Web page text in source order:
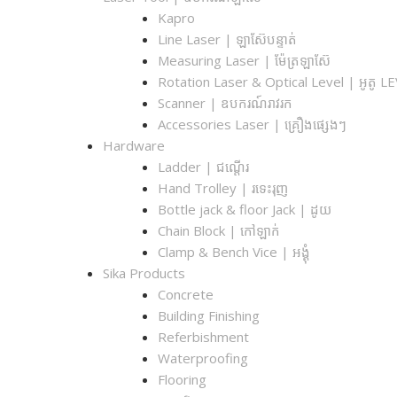
Kapro
Line Laser | ឡាស៊ែបន្ទាត់
Measuring Laser | ម៉ែត្រឡាស៊ែ
Rotation Laser & Optical Level | អូតូ
Scanner | ឧបករណ៍រាវរក
Accessories Laser | គ្រឿងផ្សេងៗ
Hardware
Ladder | ជណ្តើរ
Hand Trolley | រទេះរុញ
Bottle jack & floor Jack​ | ដូយ
Chain Block | កៅឡាក់
Clamp & Bench Vice | អង្គុំ
Sika Products
Concrete
Building Finishing
Referbishment
Waterproofing
Flooring